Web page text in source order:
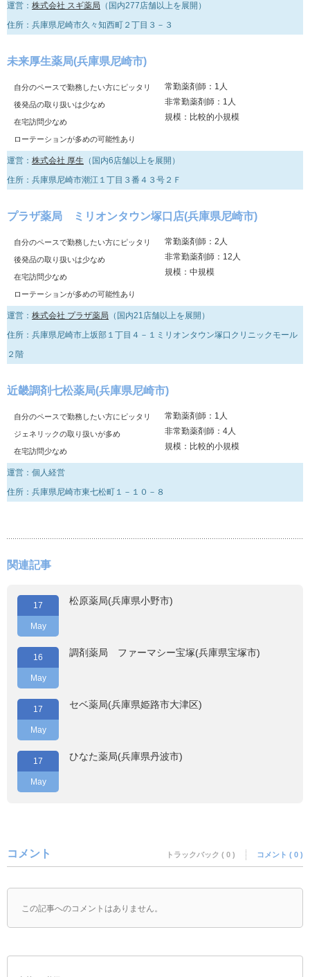
運営： 株式会社 スギ薬局 （国内277店舗以上を展開）
住所：兵庫県尼崎市久々知西町２丁目３－３
未来厚生薬局(兵庫県尼崎市)
自分のペースで勤務したい方にピッタリ
後発品の取り扱いは少なめ
在宅訪問少なめ
ローテーションが多めの可能性あり
常勤薬剤師：1人
非常勤薬剤師：1人
規模：比較的小規模
運営： 株式会社 厚生 （国内6店舗以上を展開）
住所：兵庫県尼崎市潮江１丁目３番４３号２Ｆ
プラザ薬局 ミリオンタウン塚口店(兵庫県尼崎市)
自分のペースで勤務したい方にピッタリ
後発品の取り扱いは少なめ
在宅訪問少なめ
ローテーションが多めの可能性あり
常勤薬剤師：2人
非常勤薬剤師：12人
規模：中規模
運営： 株式会社 プラザ薬局 （国内21店舗以上を展開）
住所：兵庫県尼崎市上坂部１丁目４－１ミリオンタウン塚口クリニックモール
２階
近畿調剤七松薬局(兵庫県尼崎市)
自分のペースで勤務したい方にピッタリ
ジェネリックの取り扱いが多め
在宅訪問少なめ
常勤薬剤師：1人
非常勤薬剤師：4人
規模：比較的小規模
運営：個人経営
住所：兵庫県尼崎市東七松町１－１０－８
関連記事
17
May
松原薬局(兵庫県小野市)
16
May
調剤薬局 ファーマシー宝塚(兵庫県宝塚市)
17
May
セベ薬局(兵庫県姫路市大津区)
17
May
ひなた薬局(兵庫県丹波市)
コメント トラックバック ( 0 ) コメント ( 0 )
この記事へのコメントはありません。